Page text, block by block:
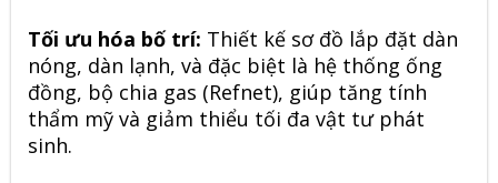
Tối ưu hóa bố trí: Thiết kế sơ đồ lắp đặt dàn
nóng, dàn lạnh, và đặc biệt là hệ thống ống
đồng, bộ chia gas (Refnet), giúp tăng tính
thẩm mỹ và giảm thiểu tối đa vật tư phát
sinh.